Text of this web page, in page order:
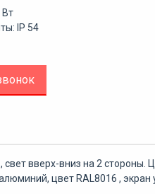
Вт
IP 54
вверх-вниз на 2 стороны.
цвет RAL8016 , экран